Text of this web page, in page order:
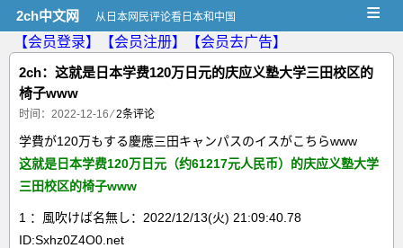
2ch中文网 从日本网民评论看日本和中国 ≡
【会员登录】 【会员注册】
【会员去广告】
2ch：这就是日本学费120万日元的庆应义塾大学三田校区的
椅子www
时间：2022-12-16 ⁄2条评论
学費が120万もする慶應三田キャンパスのイスがこちらwww
这就是日本学费120万日元（约61217元人民币）的庆应义塾大学
三田校区的椅子www
1 ：風吹けば名無し：2022/12/13(火) 21:09:40.78
ID:Sxhz0Z4O0.net